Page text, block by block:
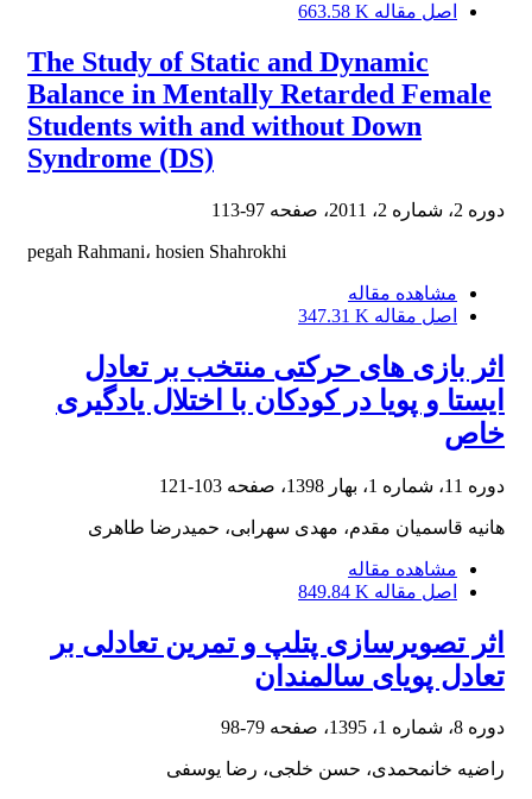
اصل مقاله 663.58 K
The Study of Static and Dynamic
Balance in Mentally Retarded Female
Students with and without Down
Syndrome (DS)
دوره 2، شماره 2، 2011، صفحه 97-113
pegah Rahmani، hosien Shahrokhi
مشاهده مقاله
اصل مقاله 347.31 K
اثر بازی های حرکتی منتخب بر تعادل
ایستا و پویا در کودکان با اختلال یادگیری
خاص
دوره 11، شماره 1، بهار 1398، صفحه 103-121
هانیه قاسمیان مقدم، مهدی سهرابی، حمیدرضا طاهری
مشاهده مقاله
اصل مقاله 849.84 K
اثر تصویرسازی پتلپ و تمرین تعادلی بر
تعادل پویای سالمندان
دوره 8، شماره 1، 1395، صفحه 79-98
راضیه خانمحمدی، حسن خلجی، رضا یوسفی